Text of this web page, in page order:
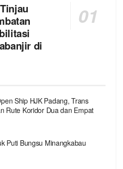
di
Ship HJK Padang, Trans
Rute Koridor Dua dan Empat
Puti Bungsu Minangkabau